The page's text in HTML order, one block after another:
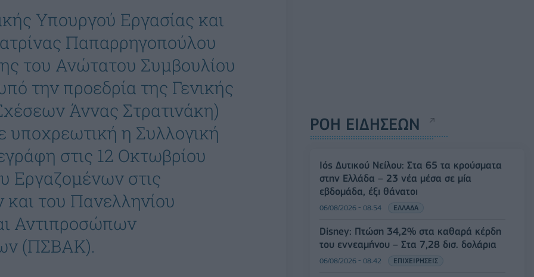
Υπουργού Εργασίας και
Παπαρρηγοπούλου
του Ανώτατου Συμβουλίου
την προεδρία της Γενικής
Άννας Στρατινάκη)
υποχρεωτική η Συλλογική
στις 12 Οκτωβρίου
Εργαζομένων στις
και του Πανελληνίου
Αντιπροσώπων
(ΠΣΒΑΚ).
ΡΟΗ ΕΙΔΗΣΕΩΝ
Ιός Δυτικού Νείλου: Στα 65 τα κρούσματα
στην Ελλάδα – 23 νέα μέσα σε μία
εβδομάδα, έξι θάνατοι
06/08/2026 - 08:54 ΕΛΛΑΔΑ
Disney: Πτώση 34,2% στα καθαρά κέρδη
του εννεαμήνου – Στα 7,28 δισ. δολάρια
06/08/2026 - 08:42 ΕΠΙΧΕΙΡΗΣΕΙΣ